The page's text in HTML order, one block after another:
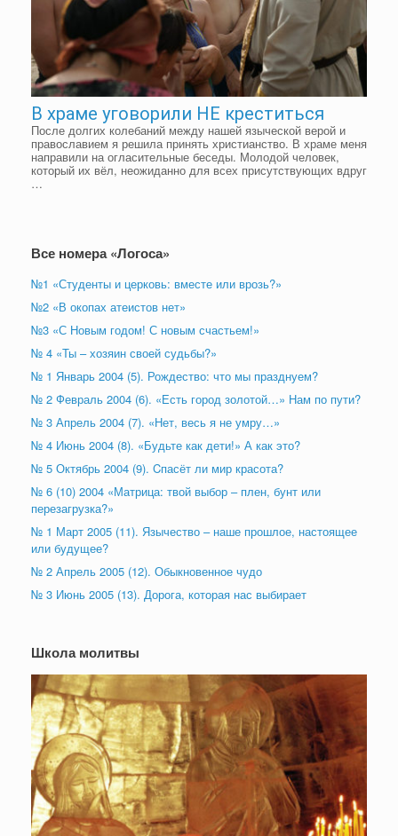
В храме уговорили НЕ креститься
После долгих колебаний между нашей языческой верой и
православием я решила принять христианство. В храме меня
направили на огласительные беседы. Молодой человек,
который их вёл, неожиданно для всех присутствующих вдруг
…
Все номера «Логоса»
№1 «Студенты и церковь: вместе или врозь?»
№2 «В окопах атеистов нет»
№3 «С Новым годом! С новым счастьем!»
№ 4 «Ты – хозяин своей судьбы?»
№ 1 Январь 2004 (5). Рождество: что мы празднуем?
№ 2 Февраль 2004 (6). «Есть город золотой…» Нам по пути?
№ 3 Апрель 2004 (7). «Нет, весь я не умру…»
№ 4 Июнь 2004 (8). «Будьте как дети!» А как это?
№ 5 Октябрь 2004 (9). Cпасёт ли мир красота?
№ 6 (10) 2004 «Матрица: твой выбор – плен, бунт или
перезагрузка?»
№ 1 Март 2005 (11). Язычество – наше прошлое, настоящее
или будущее?
№ 2 Апрель 2005 (12). Обыкновенное чудо
№ 3 Июнь 2005 (13). Дорога, которая нас выбирает
Школа молитвы